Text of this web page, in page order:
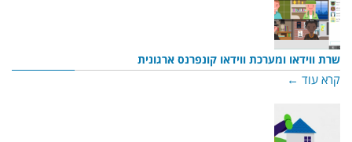
שרת ווידאו ומערכת ווידאו קונפרנס ארגונית
קרא עוד ←